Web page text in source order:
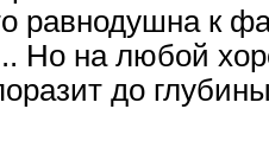
равнодушна к
Но на любой
до